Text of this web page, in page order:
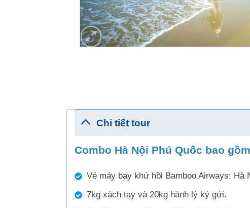
Chi tiết tour
Combo Hà Nội Phú Quốc bao
Vé máy bay khứ hồi Bamboo Airways: Hà
7kg xách tay và 20kg hành lý ký gửi.